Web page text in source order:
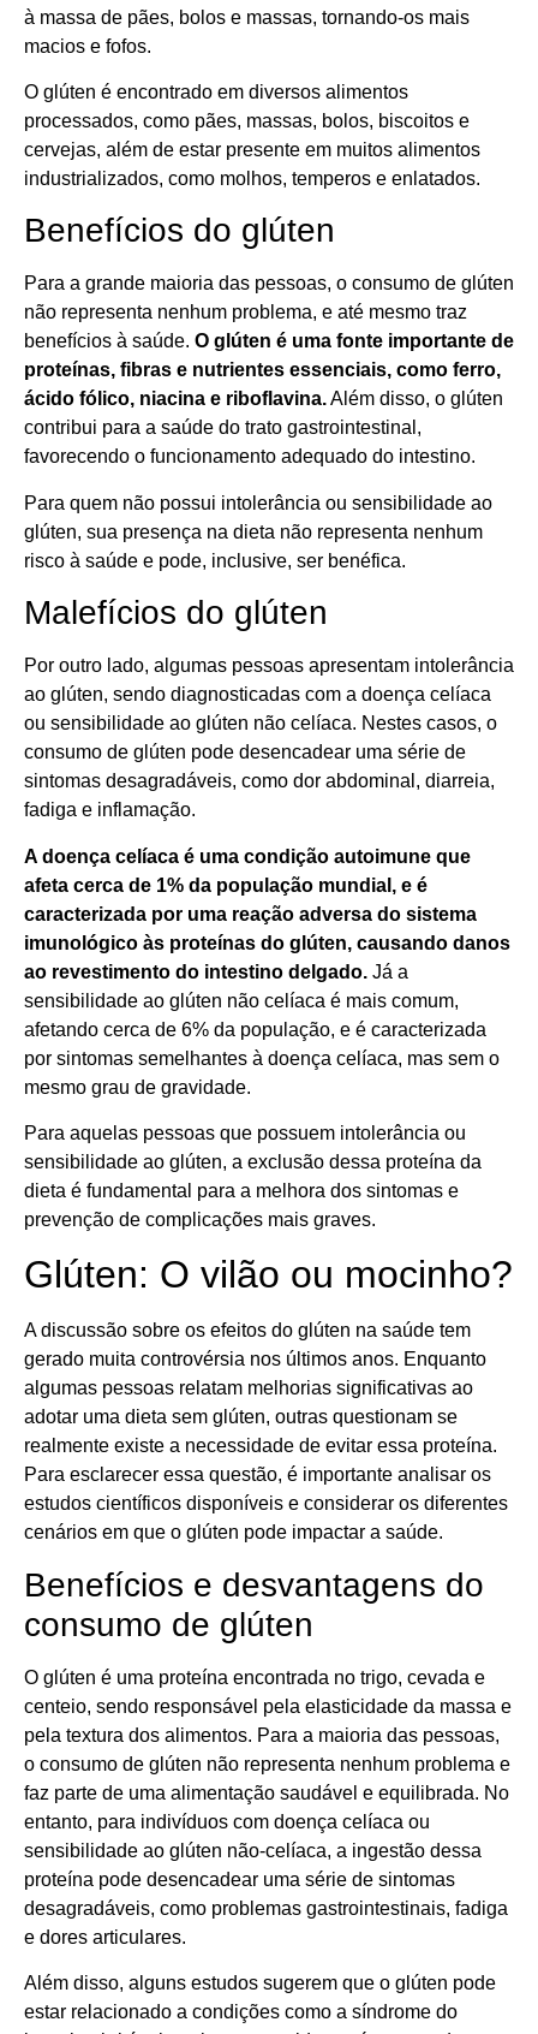
à massa de pães, bolos e massas, tornando-os mais
macios e fofos.
O glúten é encontrado em diversos alimentos
processados, como pães, massas, bolos, biscoitos e
cervejas, além de estar presente em muitos alimentos
industrializados, como molhos, temperos e enlatados.
Benefícios do glúten
Para a grande maioria das pessoas, o consumo de glúten
não representa nenhum problema, e até mesmo traz
benefícios à saúde. O glúten é uma fonte importante de
proteínas, fibras e nutrientes essenciais, como ferro,
ácido fólico, niacina e riboflavina.Além disso, o glúten
contribui para a saúde do trato gastrointestinal,
favorecendo o funcionamento adequado do intestino.
Para quem não possui intolerância ou sensibilidade ao
glúten, sua presença na dieta não representa nenhum
risco à saúde e pode, inclusive, ser benéfica.
Malefícios do glúten
Por outro lado, algumas pessoas apresentam intolerância
ao glúten, sendo diagnosticadas com a doença celíaca
ou sensibilidade ao glúten não celíaca. Nestes casos, o
consumo de glúten pode desencadear uma série de
sintomas desagradáveis, como dor abdominal, diarreia,
fadiga e inflamação.
A doença celíaca é uma condição autoimune que
afeta cerca de 1% da população mundial, e é
caracterizada por uma reação adversa do sistema
imunológico às proteínas do glúten, causando danos
ao revestimento do intestino delgado. Já a
sensibilidade ao glúten não celíaca é mais comum,
afetando cerca de 6% da população, e é caracterizada
por sintomas semelhantes à doença celíaca, mas sem o
mesmo grau de gravidade.
Para aquelas pessoas que possuem intolerância ou
sensibilidade ao glúten, a exclusão dessa proteína da
dieta é fundamental para a melhora dos sintomas e
prevenção de complicações mais graves.
Glúten: O vilão ou mocinho?
A discussão sobre os efeitos do glúten na saúde tem
gerado muita controvérsia nos últimos anos. Enquanto
algumas pessoas relatam melhorias significativas ao
adotar uma dieta sem glúten, outras questionam se
realmente existe a necessidade de evitar essa proteína.
Para esclarecer essa questão, é importante analisar os
estudos científicos disponíveis e considerar os diferentes
cenários em que o glúten pode impactar a saúde.
Benefícios e desvantagens do
consumo de glúten
O glúten é uma proteína encontrada no trigo, cevada e
centeio, sendo responsável pela elasticidade da massa e
pela textura dos alimentos. Para a maioria das pessoas,
o consumo de glúten não representa nenhum problema e
faz parte de uma alimentação saudável e equilibrada. No
entanto, para indivíduos com doença celíaca ou
sensibilidade ao glúten não-celíaca, a ingestão dessa
proteína pode desencadear uma série de sintomas
desagradáveis, como problemas gastrointestinais, fadiga
e dores articulares.
Além disso, alguns estudos sugerem que o glúten pode
estar relacionado a condições como a síndrome do